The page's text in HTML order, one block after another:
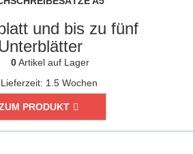
und bis zu fünf
0Artikel auf Lager
Lieferzeit: 1.5 Wochen
PRODUKT